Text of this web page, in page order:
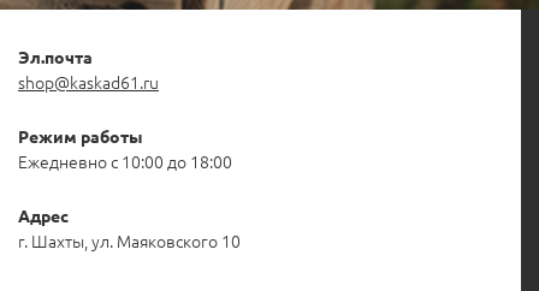
Эл.почта
shop@kaskad61.ru
Режим работы
Ежедневно с 10:00 до 18:00
Адрес
г. Шахты, ул. Маяковского 10